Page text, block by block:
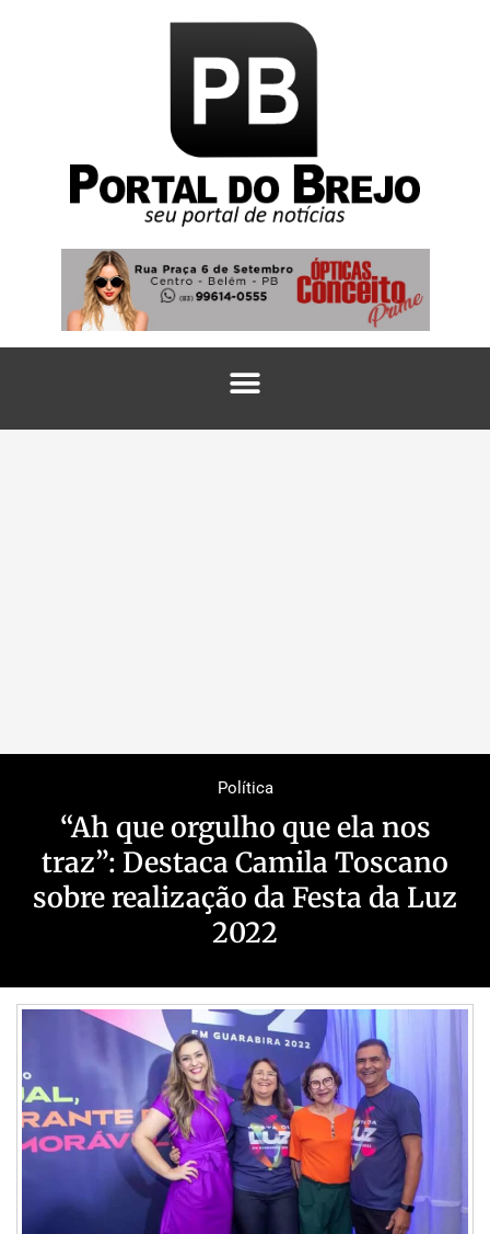
Política
“Ah que orgulho que ela nos
traz”: Destaca Camila Toscano
sobre realização da Festa da Luz
2022